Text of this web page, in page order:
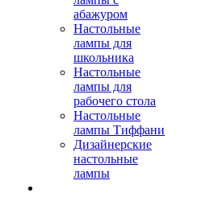
абажуром
Настольные
лампы для
школьника
Настольные
лампы для
рабочего стола
Настольные
лампы Тиффани
Дизайнерские
настольные
лампы